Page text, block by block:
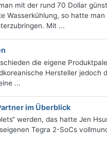
mit der rund 70 Dollar
Wasserkühlung, so hatte
Mit ...
die eigene
Hersteller jedoch
...
im Überblick
werden, das hatte Jen
Tegra 2-SoCs